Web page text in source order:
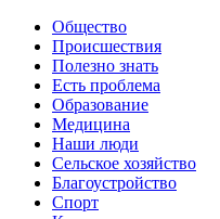
Общество
Происшествия
Полезно знать
Есть проблема
Образование
Медицина
Наши люди
Сельское хозяйство
Благоустройство
Спорт